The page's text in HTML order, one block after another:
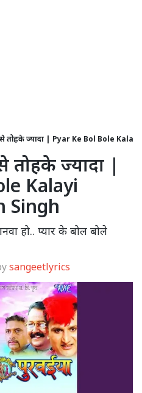
तोहके ज्यादा | Pyar Ke Bol Bole
तोहके ज्यादा |
Kalayi
Singh
हो.. प्यार के बोल बोले
sangeetlyrics